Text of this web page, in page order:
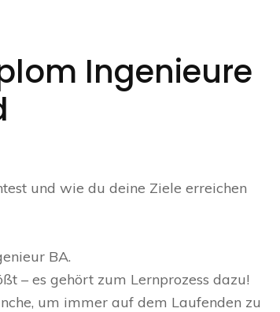
Ingenieure
und wie du deine Ziele erreichen
BA.
– es gehört zum Lernprozess dazu!
um immer auf dem Laufenden zu